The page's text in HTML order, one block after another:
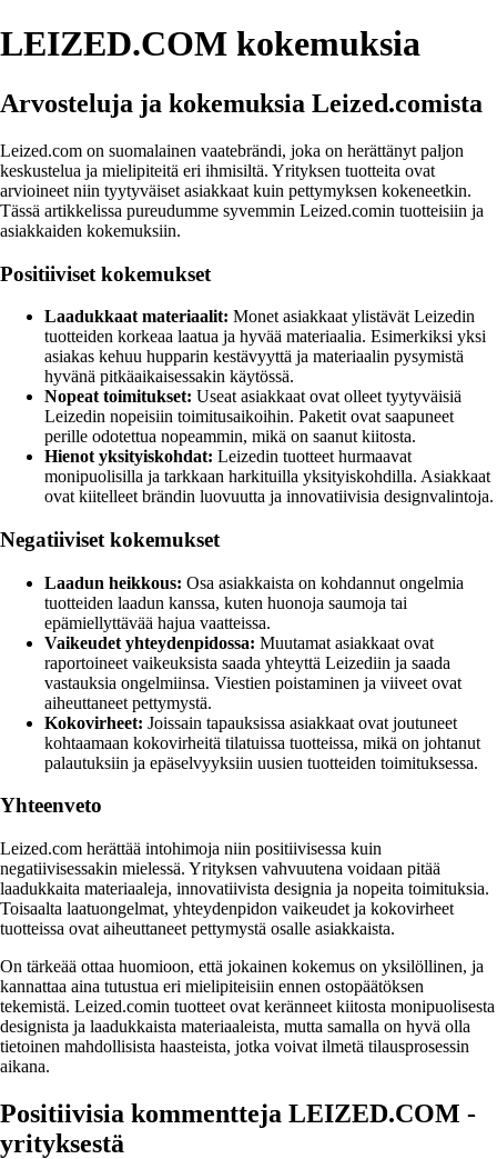
LEIZED.COM kokemuksia
Arvosteluja ja kokemuksia Leized.comista
Leized.com on suomalainen vaatebrändi, joka on herättänyt paljon
keskustelua ja mielipiteitä eri ihmisiltä. Yrityksen tuotteita ovat
arvioineet niin tyytyväiset asiakkaat kuin pettymyksen kokeneetkin.
Tässä artikkelissa pureudumme syvemmin Leized.comin tuotteisiin ja
asiakkaiden kokemuksiin.
Positiiviset kokemukset
Laadukkaat materiaalit: Monet asiakkaat ylistävät Leizedin
tuotteiden korkeaa laatua ja hyvää materiaalia. Esimerkiksi yksi
asiakas kehuu hupparin kestävyyttä ja materiaalin pysymistä
hyvänä pitkäaikaisessakin käytössä.
Nopeat toimitukset: Useat asiakkaat ovat olleet tyytyväisiä
Leizedin nopeisiin toimitusaikoihin. Paketit ovat saapuneet
perille odotettua nopeammin, mikä on saanut kiitosta.
Hienot yksityiskohdat: Leizedin tuotteet hurmaavat
monipuolisilla ja tarkkaan harkituilla yksityiskohdilla. Asiakkaat
ovat kiitelleet brändin luovuutta ja innovatiivisia designvalintoja.
Negatiiviset kokemukset
Laadun heikkous: Osa asiakkaista on kohdannut ongelmia
tuotteiden laadun kanssa, kuten huonoja saumoja tai
epämiellyttävää hajua vaatteissa.
Vaikeudet yhteydenpidossa: Muutamat asiakkaat ovat
raportoineet vaikeuksista saada yhteyttä Leizediin ja saada
vastauksia ongelmiinsa. Viestien poistaminen ja viiveet ovat
aiheuttaneet pettymystä.
Kokovirheet: Joissain tapauksissa asiakkaat ovat joutuneet
kohtaamaan kokovirheitä tilatuissa tuotteissa, mikä on johtanut
palautuksiin ja epäselvyyksiin uusien tuotteiden toimituksessa.
Yhteenveto
Leized.com herättää intohimoja niin positiivisessa kuin
negatiivisessakin mielessä. Yrityksen vahvuutena voidaan pitää
laadukkaita materiaaleja, innovatiivista designia ja nopeita toimituksia.
Toisaalta laatuongelmat, yhteydenpidon vaikeudet ja kokovirheet
tuotteissa ovat aiheuttaneet pettymystä osalle asiakkaista.
On tärkeää ottaa huomioon, että jokainen kokemus on yksilöllinen, ja
kannattaa aina tutustua eri mielipiteisiin ennen ostopäätöksen
tekemistä. Leized.comin tuotteet ovat keränneet kiitosta monipuolisesta
designista ja laadukkaista materiaaleista, mutta samalla on hyvä olla
tietoinen mahdollisista haasteista, jotka voivat ilmetä tilausprosessin
aikana.
Positiivisia kommentteja LEIZED.COM -
yrityksestä